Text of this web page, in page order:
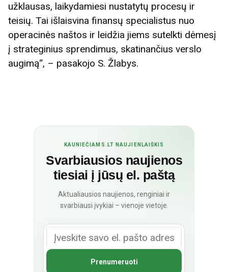
užklausas, laikydamiesi nustatytų procesų ir
teisių. Tai išlaisvina finansų specialistus nuo
operacinės naštos ir leidžia jiems sutelkti dėmesį
į strateginius sprendimus, skatinančius verslo
augimą“, – pasakojo S. Žlabys.
KAUNIEČIAMS.LT NAUJIENLAIŠKIS
Svarbiausios naujienos
tiesiai į jūsų el. paštą
Aktualiausios naujienos, renginiai ir
svarbiausi įvykiai – vienoje vietoje.